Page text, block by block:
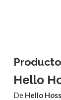
Hello
De Hello